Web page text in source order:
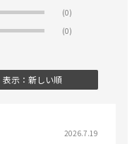
(0)
(0)
表示：新しい順
2026.7.19